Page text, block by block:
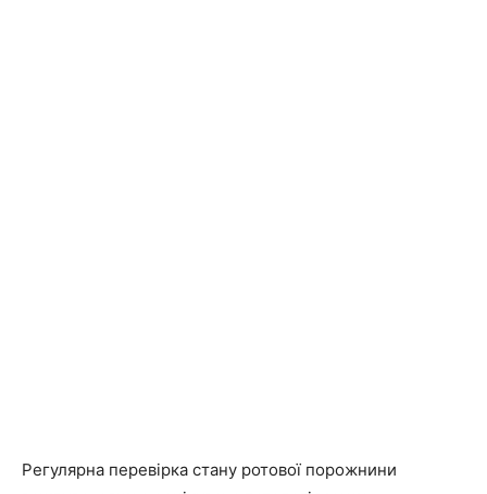
Регулярна перевірка стану ротової порожнини